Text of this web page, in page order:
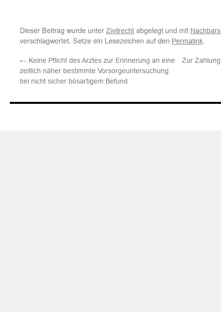
Dieser Beitrag wurde unter Zivilrecht abgelegt und mit
verschlagwortet. Setze ein Lesezeichen auf den Permalink.
← Keine Pflicht des Arztes zur Erinnerung an eine
zeitlich näher bestimmte Vorsorgeuntersuchung
bei nicht sicher bösartigem Befund
Zur